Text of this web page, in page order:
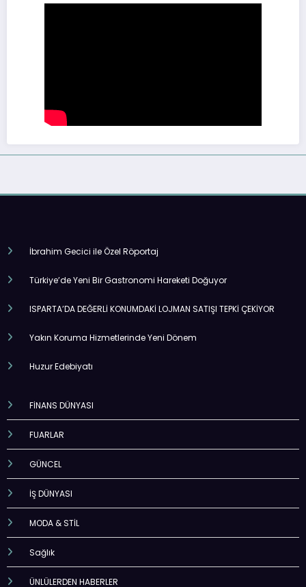
İbrahim Gecici ile Özel Röportaj
Türkiye’de Yeni Bir Gastronomi Hareketi Doğuyor
ISPARTA’DA DEĞERLİ KONUMDAKİ LOJMAN SATIŞI TEPKİ ÇEKİYOR
Yakın Koruma Hizmetlerinde Yeni Dönem
Huzur Edebiyatı
FİNANS DÜNYASI
FUARLAR
GÜNCEL
İŞ DÜNYASI
MODA & STİL
Sağlık
ÜNLÜLERDEN HABERLER